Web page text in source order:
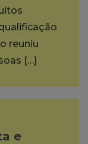
reuniu
[…]
e